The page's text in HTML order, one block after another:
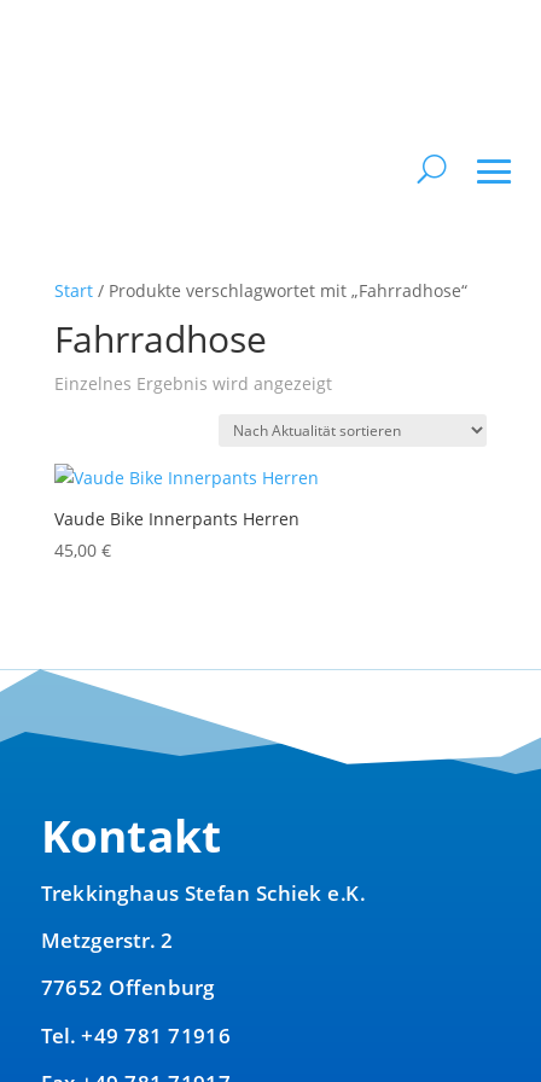
Start/ Produkte verschlagwortet mit „Fahrradhose“
Fahrradhose
Einzelnes Ergebnis wird angezeigt
Vaude Bike Innerpants Herren
45,00 €
Kontakt
Trekkinghaus Stefan Schiek e.K.
Metzgerstr. 2
77652 Offenburg
Tel. +49 781 71916